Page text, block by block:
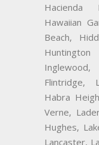
Hacienda
Hawaiian
Beach,
Flintridge,
Habra
Verne,
Hughes,
Lancaster,